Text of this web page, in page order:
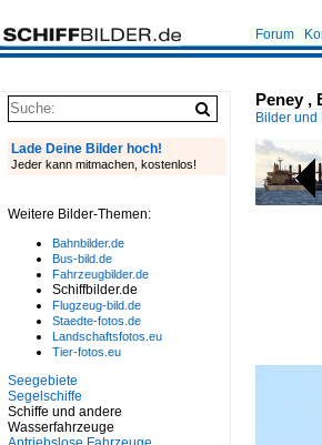
Forum
Peney ,
Bilder und
Lade Deine Bilder hoch!
Jeder kann mitmachen, kostenlos!
Weitere Bilder-Themen:
Bahnbilder.de
Bus-bild.de
Fahrzeugbilder.de
Schiffbilder.de
Flugzeug-bild.de
Staedte-fotos.de
Landschaftsfotos.eu
Tier-fotos.eu
Seegebiete
Segelschiffe
Schiffe und andere
Wasserfahrzeuge